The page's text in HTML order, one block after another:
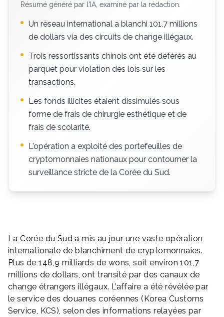
Résumé généré par l'IA, examiné par la rédaction.
Un réseau international a blanchi 101,7 millions
de dollars via des circuits de change illégaux.
Trois ressortissants chinois ont été déférés au
parquet pour violation des lois sur les
transactions.
Les fonds illicites étaient dissimulés sous
forme de frais de chirurgie esthétique et de
frais de scolarité.
L'opération a exploité des portefeuilles de
cryptomonnaies nationaux pour contourner la
surveillance stricte de la Corée du Sud.
La Corée du Sud a mis au jour une vaste opération
internationale de blanchiment de cryptomonnaies.
Plus de 148,9 milliards de wons, soit environ 101,7
millions de dollars, ont transité par des canaux de
change étrangers illégaux. L’affaire a été révélée par
le service des douanes coréennes (Korea Customs
Service, KCS), selon des informations relayées par